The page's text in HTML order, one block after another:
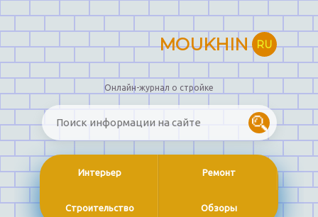
MOUKHIN RU
Онлайн-журнал о стройке
Интерьер Ремонт
Строительство Обзоры